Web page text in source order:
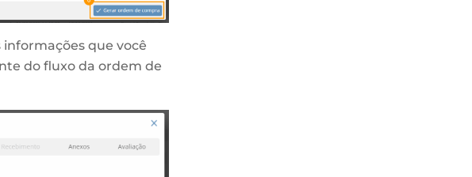
que você
do fluxo da ordem de